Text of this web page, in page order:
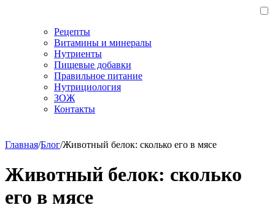
Рецепты
Витамины и минералы
Нутриенты
Пищевые добавки
Правильное питание
Нутрициология
ЗОЖ
Контакты
Главная/Блог/Животный белок: сколько его в мясе
Животный белок: сколько
его в мясе